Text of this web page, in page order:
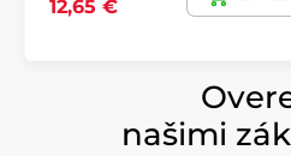
12,65 €
našimi